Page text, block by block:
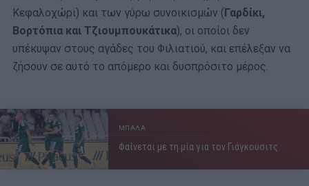
Κεφαλοχώρι) και των γύρω συνοικισμών (Γαρδίκι,
Βορτόπια και Τζιουμπουκάτικα), οι οποίοι δεν
υπέκυψαν στους αγάδες του Φιλιατιού, και επέλεξαν να
ζήσουν σε αυτό το απόμερο και δυσπρόσιτο μέρος.
ΜΠΑΛΑ
Φαίνεται με τη μία για τον Γιάγκουσιτς